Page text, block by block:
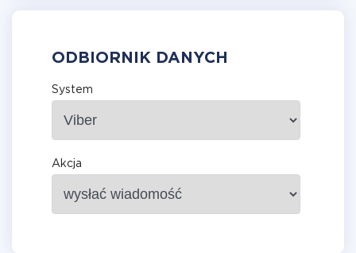
ODBIORNIK DANYCH
System
Akcja